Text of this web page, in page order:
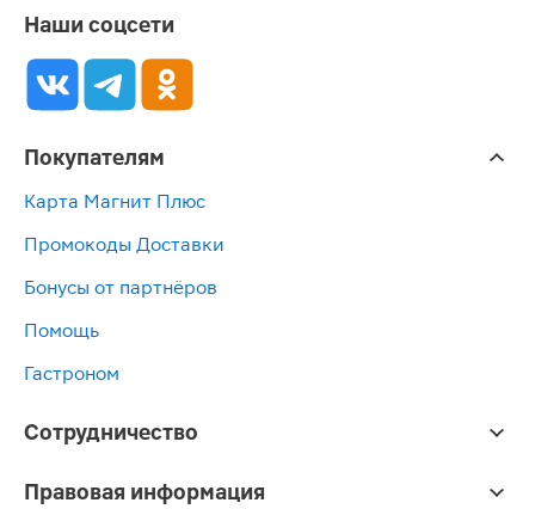
Наши соцсети
Покупателям
Карта Магнит Плюс
Промокоды Доставки
Бонусы от партнёров
Помощь
Гастроном
Сотрудничество
Правовая информация